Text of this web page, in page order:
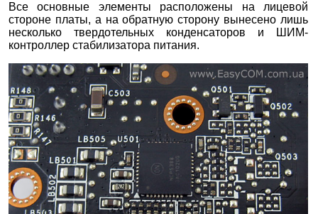
Все основные элементы расположены на лицевой
стороне платы, а на обратную сторону вынесено лишь
несколько твердотельных конденсаторов и ШИМ-
контроллер стабилизатора питания.